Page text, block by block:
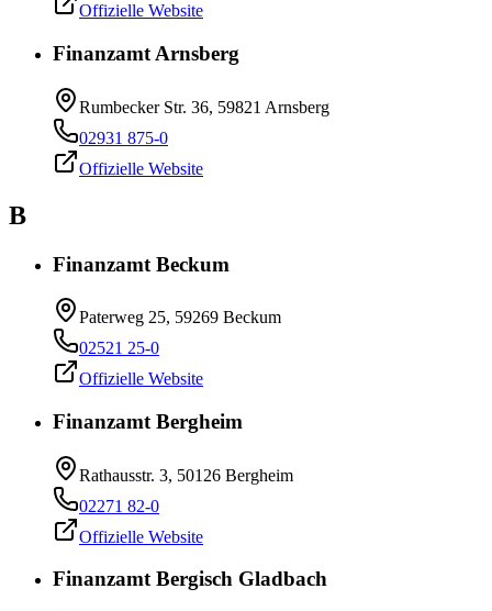
Offizielle Website
Finanzamt Arnsberg
Rumbecker Str. 36, 59821 Arnsberg
02931 875-0
Offizielle Website
B
Finanzamt Beckum
Paterweg 25, 59269 Beckum
02521 25-0
Offizielle Website
Finanzamt Bergheim
Rathausstr. 3, 50126 Bergheim
02271 82-0
Offizielle Website
Finanzamt Bergisch Gladbach